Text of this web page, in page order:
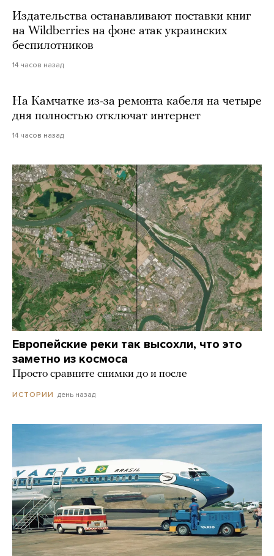
Издательства останавливают поставки книг
на Wildberries на фоне атак украинских
беспилотников
14 часов назад
На Камчатке из-за ремонта кабеля на четыре
дня полностью отключат интернет
14 часов назад
Европейские реки так высохли, что это
заметно из космоса
Просто сравните снимки до и после
ИСТОРИИ день назад